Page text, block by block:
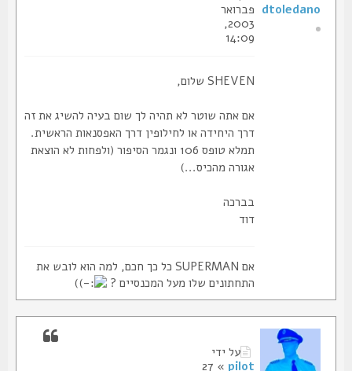
פברואר
2003,
14:09
SHEVEN שלום,
אם אתה שוטר לא תהיה לך שום בעיה להשיג את זה
דרך היחידה או לחילופין דרך האפסנאות הראשית.
תמלא טופס 106 ונגמר הסיפור (ולפחות לא הוצאת
אגורה מהכיס...)
בברכה
אם SUPERMAN כל כך חכם, למה הוא לובש את
התחתונים שלו מעל המכנסיים ?
)
dtoledano
על ידי
pilot
» 27